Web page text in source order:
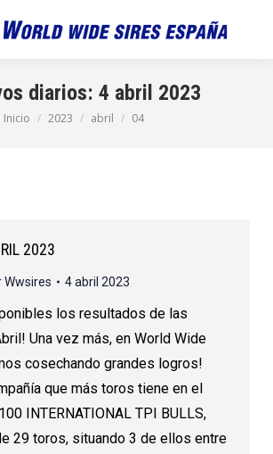
diarios: 4 abril 2023
Estás aquí:
Inicio 2023 abril 04
2023
Wwsires 4 abril 2023
los resultados de las
Una vez más, en World Wide
cosechando grandes logros!
que más toros tiene en el
INTERNATIONAL TPI BULLS,
29 toros, situando 3 de ellos entre